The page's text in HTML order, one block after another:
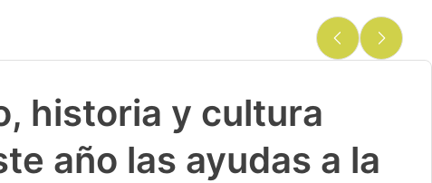
historia y cultura
año las ayudas a la